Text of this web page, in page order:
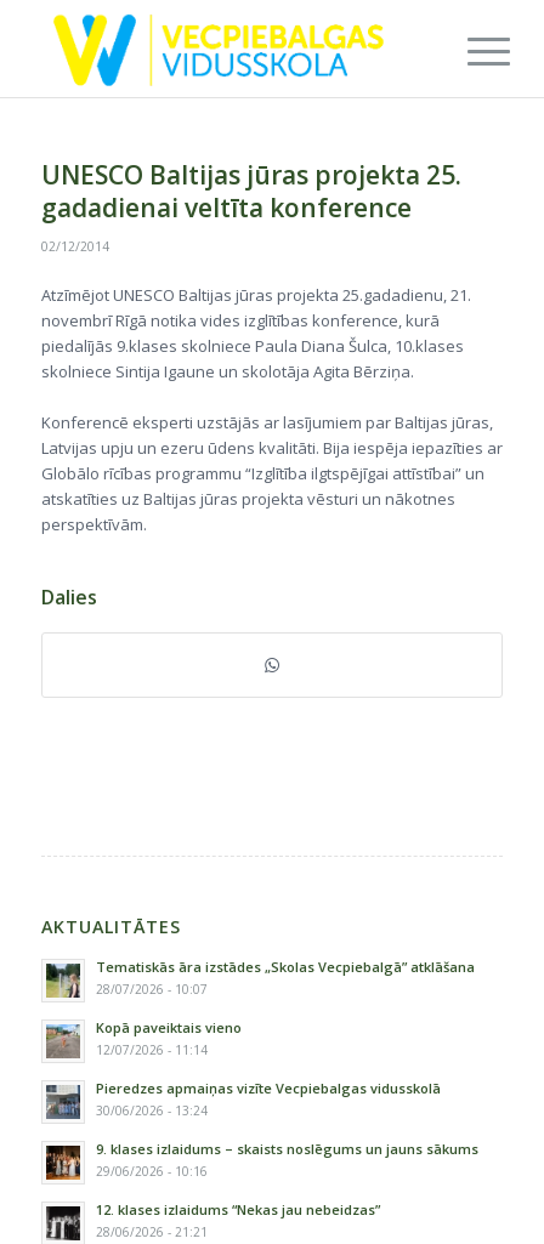
UNESCO Baltijas jūras projekta 25.
gadadienai veltīta konference
02/12/2014
Atzīmējot UNESCO Baltijas jūras projekta 25.gadadienu, 21.
novembrī Rīgā notika vides izglītības konference, kurā
piedalījās 9.klases skolniece Paula Diana Šulca, 10.klases
skolniece Sintija Igaune un skolotāja Agita Bērziņa.
Konferencē eksperti uzstājās ar lasījumiem par Baltijas jūras,
Latvijas upju un ezeru ūdens kvalitāti. Bija iespēja iepazīties ar
Globālo rīcības programmu “Izglītība ilgtspējīgai attīstībai” un
atskatīties uz Baltijas jūras projekta vēsturi un nākotnes
perspektīvām.
Dalies
AKTUALITĀTES
Tematiskās āra izstādes „Skolas Vecpiebalgā” atklāšana
28/07/2026 - 10:07
Kopā paveiktais vieno
12/07/2026 - 11:14
Pieredzes apmaiņas vizīte Vecpiebalgas vidusskolā
30/06/2026 - 13:24
9. klases izlaidums – skaists noslēgums un jauns sākums
29/06/2026 - 10:16
12. klases izlaidums “Nekas jau nebeidzas”
28/06/2026 - 21:21